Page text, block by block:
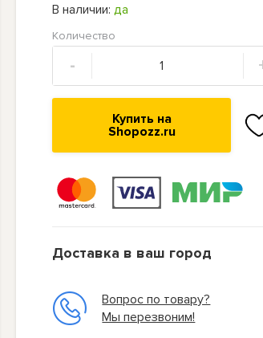
В наличии:да
Количество
-
Купить на
Shopozz.ru
Доставка в ваш город
Вопрос по товару?
Мы перезвоним!